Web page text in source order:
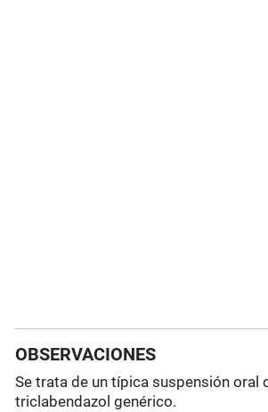
OBSERVACIONES
Se trata de un típica suspensión oral
triclabendazol genérico.